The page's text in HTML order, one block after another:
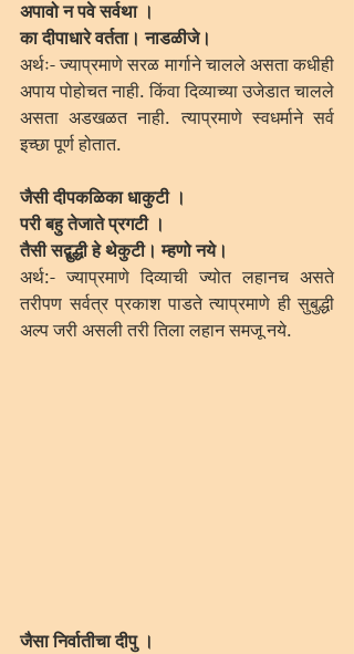
अपावो न पवे सर्वथा ।
का दीपाधारे वर्तता। नाडळीजे।
अर्थः- ज्याप्रमाणे सरळ मार्गाने चालले असता कधीही
अपाय पोहोचत नाही. किंवा दिव्याच्या उजेडात चालले
असता अडखळत नाही. त्याप्रमाणे स्वधर्माने सर्व
इच्छा पूर्ण होतात.
जैसी दीपकळिका धाकुटी ।
परी बहु तेजाते प्रगटी ।
तैसी सद्बुद्धी हे थेकुटी। म्हणो नये।
अर्थ:- ज्याप्रमाणे दिव्याची ज्योत लहानच असते
तरीपण सर्वत्र प्रकाश पाडते त्याप्रमाणे ही सुबुद्धी
अल्प जरी असली तरी तिला लहान समजू नये.
जैसा निर्वातीचा दीपु ।